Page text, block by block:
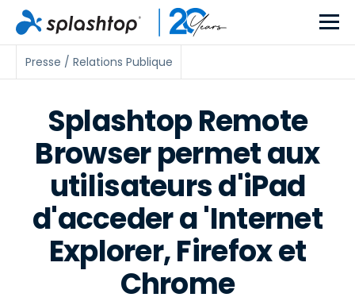
Presse / Relations Publique
Splashtop Remote
Browser permet aux
utilisateurs d'iPad
d'acceder a 'Internet
Explorer, Firefox et
Chrome